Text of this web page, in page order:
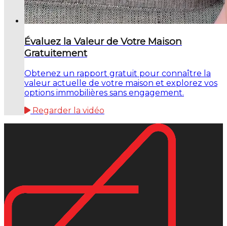
Évaluez la Valeur de Votre Maison
Gratuitement
Obtenez un rapport gratuit pour connaître la
valeur actuelle de votre maison et explorez vos
options immobilières sans engagement.
Regarder la vidéo